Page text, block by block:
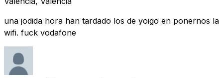
una jodida hora han tardado los de yoigo en ponernos la
wifi. fuck vodafone